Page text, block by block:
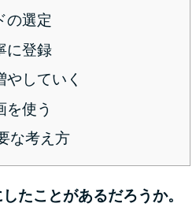
の選定
に登録
やしていく
を使う
な考え方
たことがあるだろうか。